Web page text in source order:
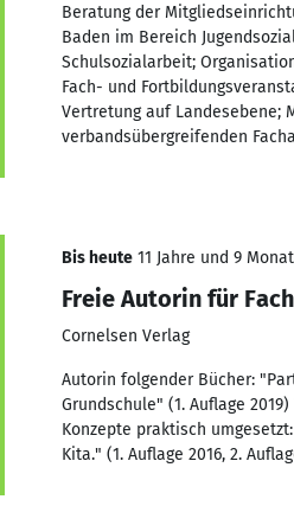
Beratung der
Baden im Bereich
Schulsozialarbeit;
Fach- und
Vertretung auf Landesebene;
verbandsübergreifenden
Bis heute 11 Jahre und 9
Freie Autorin für
Cornelsen Verlag
Autorin folgender Bücher:
Grundschule" (1. Auflage
Konzepte praktisch
Kita." (1. Auflage 2016, 2.